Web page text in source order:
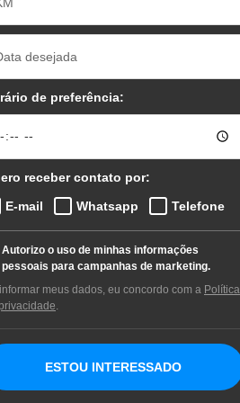
de preferência:
receber contato por:
E-mail
Whatsapp Telefone
Autorizo o uso de minhas informações
pessoais para campanhas de marketing.
meus dados, eu concordo com a Política
ESTOU INTERESSADO